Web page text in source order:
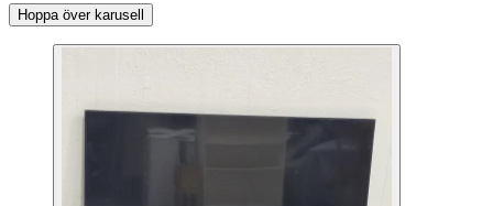
Hoppa över karusell